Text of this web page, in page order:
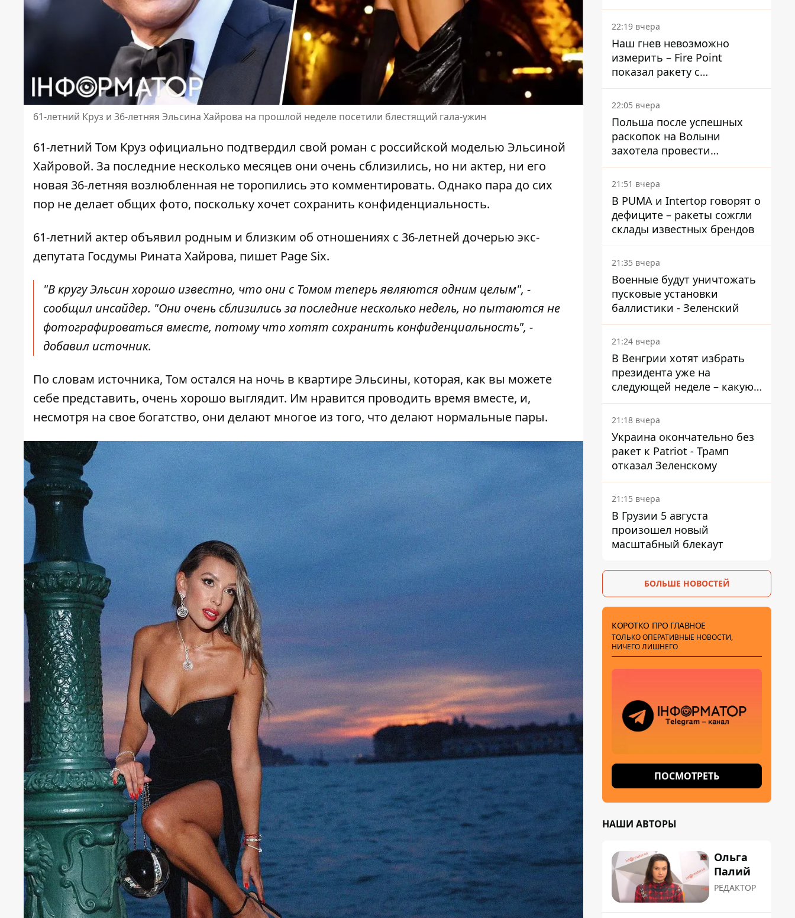
61-летний Круз и 36-летняя Эльсина Хайрова на прошлой неделе посетили блестящий гала-ужин
61-летний Том Круз официально подтвердил свой роман с российской моделью Эльсиной
Хайровой. За последние несколько месяцев они очень сблизились, но ни актер, ни его
новая 36-летняя возлюбленная не торопились это комментировать. Однако пара до сих
пор не делает общих фото, поскольку хочет сохранить конфиденциальность.
61-летний актер объявил родным и близким об отношениях с 36-летней дочерью экс-
депутата Госдумы Рината Хайрова, пишет Page Six.
"В кругу Эльсин хорошо известно, что они с Томом теперь являются одним целым", -
сообщил инсайдер. "Они очень сблизились за последние несколько недель, но пытаются не
фотографироваться вместе, потому что хотят сохранить конфиденциальность", -
добавил источник.
По словам источника, Том остался на ночь в квартире Эльсины, которая, как вы можете
себе представить, очень хорошо выглядит. Им нравится проводить время вместе, и,
несмотря на свое богатство, они делают многое из того, что делают нормальные пары.
раскрыли детали
22:19 вчера
Наш гнев невозможно
измерить – Fire Point
показал ракету с
загадочной отметкой 723
22:05 вчера
Польша после успешных
раскопок на Волыни
захотела провести
эксгумацию в новых местах
21:51 вчера
В PUMA и Intertop говорят о
дефиците – ракеты сожгли
склады известных брендов
21:35 вчера
Военные будут уничтожать
пусковые установки
баллистики - Зеленский
21:24 вчера
В Венгрии хотят избрать
президента уже на
следующей неделе – какую
дату предлагают
21:18 вчера
Украина окончательно без
ракет к Patriot - Трамп
отказал Зеленскому
21:15 вчера
В Грузии 5 августа
произошел новый
масштабный блекаут
БОЛЬШЕ НОВОСТЕЙ
КОРОТКО ПРО ГЛАВНОЕ
ТОЛЬКО ОПЕРАТИВНЫЕ НОВОСТИ,
НИЧЕГО ЛИШНЕГО
ПОСМОТРЕТЬ
НАШИ АВТОРЫ
Ольга
Палий
РЕДАКТОР